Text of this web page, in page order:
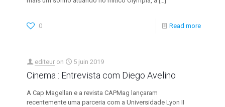
0 Read more
editeur on 5 juin 2019
Cinema : Entrevista com Diego Avelino
A Cap Magellan e a revista CAPMag lançaram
recentemente uma parceria com a Universidade Lyon II